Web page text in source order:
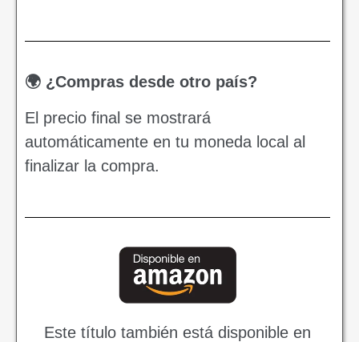
🌍 ¿Compras desde otro país?
El precio final se mostrará
automáticamente en tu moneda local al
finalizar la compra.
Este título también está disponible en